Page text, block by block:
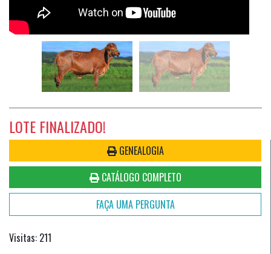
LOTE FINALIZADO!
GENEALOGIA
CATÁLOGO COMPLETO
FAÇA UMA PERGUNTA
Visitas: 211